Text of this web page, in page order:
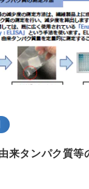
来タンパク質等